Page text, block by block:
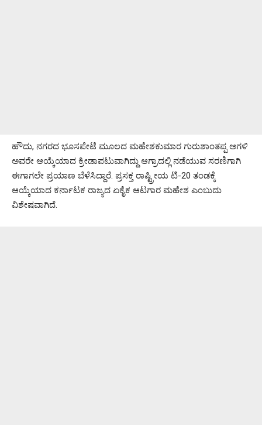
ಹೌದು, ನಗರದ ಭೂಸಪೇಟೆ ಮೂಲದ ಮಹೇಶಕುಮಾರ ಗುರುಶಾಂತಪ್ಪ ಅಗಳಿ
ಅವರೇ ಆಯ್ಕೆಯಾದ ಕ್ರೀಡಾಪಟುವಾಗಿದ್ದು ಆಗ್ರಾದಲ್ಲಿ ನಡೆಯುವ ಸರಣಿಗಾಗಿ
ಈಗಾಗಲೇ ಪ್ರಯಾಣ ಬೆಳೆಸಿದ್ದಾರೆ. ಪ್ರಸಕ್ತ ರಾಷ್ಟ್ರೀಯ ಟಿ-20 ತಂಡಕ್ಕೆ
ಆಯ್ಕೆಯಾದ ಕರ್ನಾಟಕ ರಾಜ್ಯದ ಏಕೈಕ ಆಟಗಾರ ಮಹೇಶ ಎಂಬುದು
ವಿಶೇಷವಾಗಿದೆ.